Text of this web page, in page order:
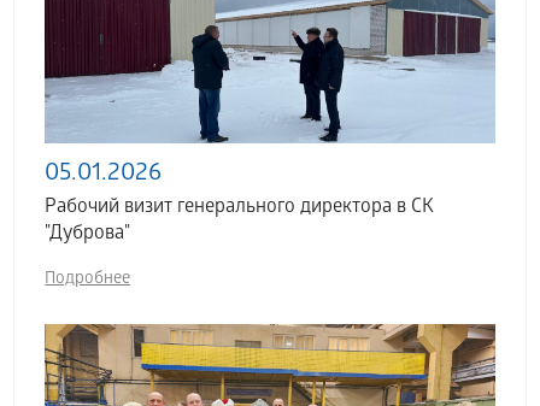
05.01.2026
Рабочий визит генерального директора в СК
"Дуброва"
Подробнее